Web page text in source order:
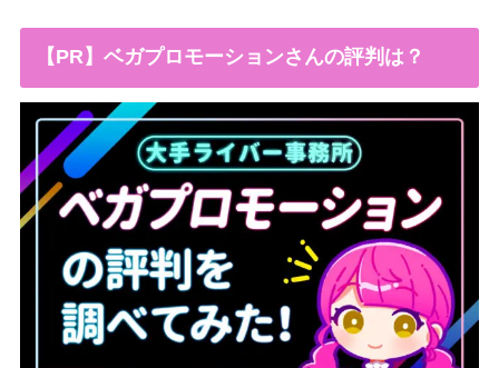
【PR】ベガプロモーションさんの評判は？